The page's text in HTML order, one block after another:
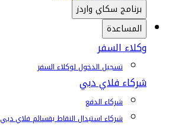
برنامج سكاي واردز
المساعدة
وكلاء السفر
تسجيل الدخول لوكلاء السفر
شركاء فلاي دبي
شركاء الدفع
شركاء استبدال النقاط بقسائم فلاي دبي